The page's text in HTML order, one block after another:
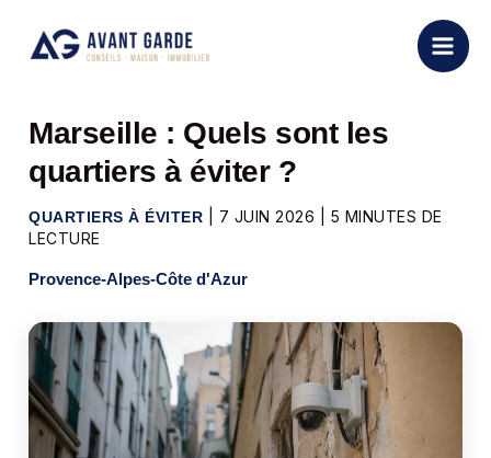
Marseille : Quels sont les
quartiers à éviter ?
QUARTIERS À ÉVITER 7 JUIN 2026
5 MINUTES DE
LECTURE
Provence-Alpes-Côte d'Azur